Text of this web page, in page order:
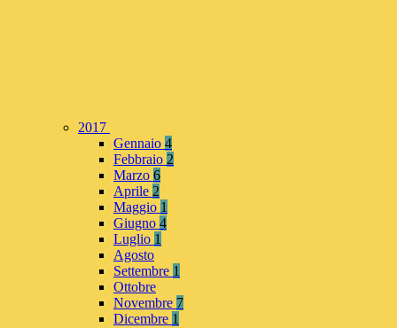
2017
Gennaio 4
Febbraio 2
Marzo 6
Aprile 2
Maggio 1
Giugno 4
Luglio 1
Agosto
Settembre 1
Ottobre
Novembre 7
Dicembre 1